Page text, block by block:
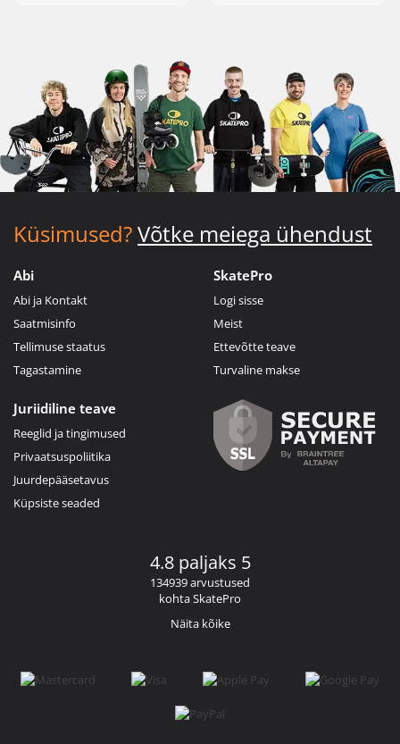
Küsimused?Võtke meiega ühendust
Abi
Abi ja Kontakt
Saatmisinfo
Tellimuse staatus
Tagastamine
SkatePro
Logi sisse
Meist
Ettevõtte teave
Turvaline makse
Juriidiline teave
Reeglid ja tingimused
Privaatsuspoliitika
Juurdepääsetavus
Küpsiste seaded
4.8 paljaks 5
134939 arvustused
kohta SkatePro
Näita kõike